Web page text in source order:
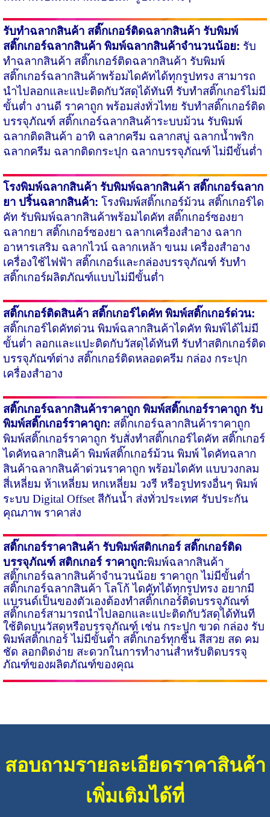
รับทำฉลากสินค้าสติ๊กเกอร์ติดฉลากสินค้า รับพิมพ์
สติ๊กเกอร์ฉลากสินค้า พิมพ์ฉลากสินค้าจำนวนน้อย: รับ
ทำฉลากสินค้า สติ๊กเกอร์ติดฉลากสินค้า รับพิมพ์
สติ๊กเกอร์ฉลากสินค้าพร้อมไดคัทได้ทุกรูปทรง สามารถ
นำไปลอก​และแปะติดกับวัสดุได้ทันที รับทำสติ๊กเกอร์ไม่มี
ขั้นต่ำ งานดี ราคาถูก พร้อมส่งทั่วไทย รับทำสติ๊กเกอร์ติด
บรรจุภัณฑ์ สติ๊กเกอร์ฉลากสินค้าระบบม้วน รับพิมพ์
ฉลากติดสินค้า อาทิ ฉลากครีม ฉลากสบู่ ฉลากน้ำพริก
ฉลากครีม ฉลากติดกระปุก ฉลากบรรจุภัณฑ์ ไม่มีขั้นต่ำ
โรงพิมพ์ฉลากสินค้ารับพิมพ์ฉลากสินค้า สติ๊กเกอร์ฉลาก
ยา ปริ้นฉลากสินค้า: โรงพิมพ์สติ๊กเกอร์ม้วนสติ๊กเกอร์ได
คัท รับพิมพ์ฉลากสินค้าพร้อมไดคัท สติ๊กเกอร์ซองยา
ฉลากยา สติ๊กเกอร์ซองยา ฉลากเครื่องสำอาง ฉลาก
อาหารเสริม ฉลากไวน์ ฉลากเหล้า ขนม เครื่องสำอาง
เครื่องใช้ไฟฟ้า สติ๊กเกอร์และกล่องบรรจุภัณฑ์ รับทำ
สติ๊กเกอร์ผลิตภัณฑ์แบบไม่มีขั้นต่ำ
สติ๊กเกอร์ติดสินค้าสติ๊กเกอร์ไดคัทพิมพ์สติ๊กเกอร์ด่วน:
สติ๊กเกอร์ไดคัทด่วน พิมพ์ฉลากสินค้าไดคัท พิมพ์ได้ไม่มี
ขั้นต่ำ ลอก​และแปะติดกับวัสดุได้ทันที รับทำสติกเกอร์ติด
บรรจุภัณฑ์ต่าง สติ๊กเกอร์​ติดหลอดครีม กล่อง กระปุก
เครื่องสำอาง
สติ๊กเกอร์ฉลากสินค้าราคาถูกพิมพ์สติ๊กเกอร์ราคาถูก รับ
พิมพ์สติ๊กเกอร์ราคาถูก: สติ๊กเกอร์ฉลากสินค้าราคาถูก
พิมพ์สติ๊กเกอร์ราคาถูก รับสั่งทำสติ๊กเกอร์ไดคัท สติ๊กเกอร์
ไดคัทฉลากสินค้า พิมพ์สติ๊กเกอร์ม้วน พิมพ์ ไดคัทฉลาก
สินค้าฉลากสินค้าด่วนราคาถูก พร้อมไดคัท แบบวงกลม
สี่เหลี่ยม ห้าเหลี่ยม หกเหลี่ยม วงรี หรือรูปทรงอื่นๆ พิมพ์
ระบบ Digital Offset สีกันน้ำ ส่งทั่วประเทศ รับประกัน
คุณภาพ ราคาส่ง
สติ๊กเกอร์ราคาสินค้า รับพิมพ์สติกเกอร์ สติ๊กเกอร์ติด
บรรจุภัณฑ์สติกเกอร์ ราคาถูก:พิมพ์ฉลากสินค้า
สติ๊กเกอร์ฉลากสินค้าจำนวนน้อย ราคาถูก ไม่มีขั้นต่ำ
สติ๊กเกอร์ฉลากสินค้า โลโก้ ไดคัท​ได้ทุกรูปทรง อยากมี
แบรนด์เป็นของตัวเองต้องทำสติ๊กเกอร์ติดบรรจุภัณฑ์
สติ๊กเกอร์สามารถนำไปลอก​และแปะติดกับวัสดุได้ทันที
ใช้ติดบนวัสดุหรือบรรจุภัณฑ์ เช่น กระปุก ขวด กล่อง รับ
พิมพ์สติ๊กเกอร์ ไม่มีขั้นต่ สติ๊ก​เกอร์ทุกชิ้น สีสวย สด คม
ชัด ลอกติดง่าย สะดวกในการทำงานสำหรับติดบรรจุ
ภัณฑ์ของผลิตภัณฑ์ของคุณ
สอบถามรายละเอียดราคาสินค้า
เพิ่มเติมได้ที่